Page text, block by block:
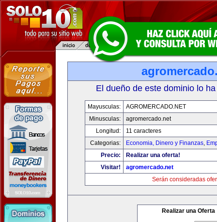
El dueño de este dominio lo
Mayusculas:
AGROMERCADO.NET
Minusculas:
agromercado.net
Longitud:
11 caracteres
Categorias:
Economia, Dinero y Finanzas,
Precio:
Realizar una oferta!
Visitar!
agromercado.net
Serán consideradas
Realizar una Oferta